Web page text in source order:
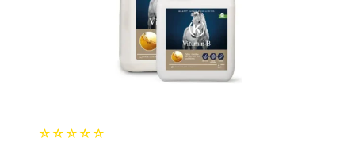
☆ ☆ ☆ ☆ ☆